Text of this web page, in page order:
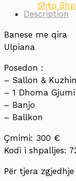
Shto
Description
Banese me qira
Ulpiana
Posedon :
– Sallon & Kuzhin
– 1 Dhoma Gjumi
– Banjo
– Ballkon
Çmimi: 300 €
Kodi i shpalljes:
Për tjera